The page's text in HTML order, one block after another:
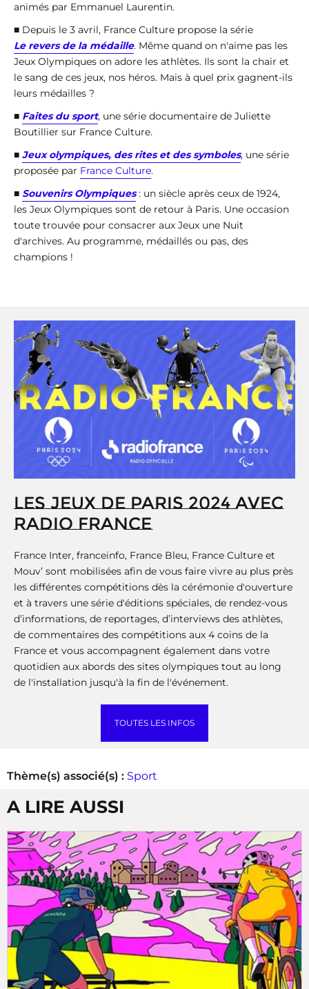
animés par Emmanuel Laurentin.
■ Depuis le 3 avril, France Culture propose la série
Le revers de la médaille. Même quand on n'aime pas les
Jeux Olympiques on adore les athlètes. Ils sont la chair et
le sang de ces jeux, nos héros. Mais à quel prix gagnent-ils
leurs médailles ?
■ Faites du sport, une série documentaire de Juliette
Boutillier sur France Culture.
■ Jeux olympiques, des rites et des symboles, une série
proposée par France Culture.
■ Souvenirs Olympiques: un siècle après ceux de 1924,
les Jeux Olympiques sont de retour à Paris. Une occasion
toute trouvée pour consacrer aux Jeux une Nuit
d'archives. Au programme, médaillés ou pas, des
champions !
LES JEUX DE PARIS 2024 AVEC
RADIO FRANCE
France Inter, franceinfo, France Bleu, France Culture et
Mouv’ sont mobilisées afin de vous faire vivre au plus près
les différentes compétitions dès la cérémonie d'ouverture
et à travers une série d'éditions spéciales, de rendez-vous
d’informations, de reportages, d’interviews des athlètes,
de commentaires des compétitions aux 4 coins de la
France et vous accompagnent également dans votre
quotidien aux abords des sites olympiques tout au long
de l'installation jusqu'à la fin de l'événement.
TOUTES LES INFOS
Thème(s) associé(s) : Sport
A LIRE AUSSI